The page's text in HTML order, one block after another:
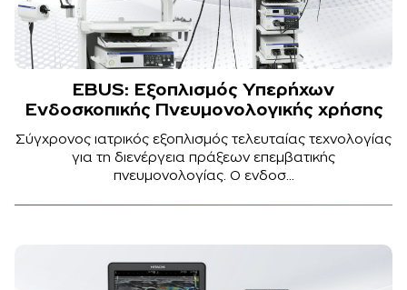
EBUS: Εξοπλισμός Υπερήχων
Ενδοσκοπικής Πνευμονολογικής χρήσης
Σύγχρονος ιατρικός εξοπλισμός τελευταίας τεχνολογίας
για τη διενέργεια πράξεων επεμβατικής
πνευμονολογίας. Ο ενδοσ...